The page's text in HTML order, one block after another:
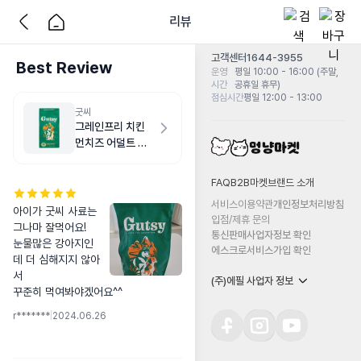
리뷰
Best Review
굿씨
그레인프리 치킨
먼치즈 어덜트 스
아이가 굿씨 사료는
그나마 잘먹어요!
눈물많은 강아지인
데 더 심해지지 않아
서
꾸준히 먹여봐야겠어요^^
r******* 2024.06.26
고객센터1644-3955
운영
시간
평일 10:00 - 16:00 (주말,
공휴일 휴무)
점심시간평일 12:00 - 13:00
FAQB2B마켓 브랜드 소개
서비스이용약관개인정보처리방침
입점/제휴 문의
통신판매사업자정보 확인
에스크로서비스가입 확인
(주)에필 사업자 정보